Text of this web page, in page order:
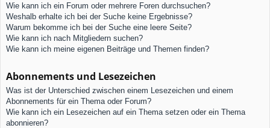
Wie kann ich ein Forum oder mehrere Foren durchsuchen?
Weshalb erhalte ich bei der Suche keine Ergebnisse?
Warum bekomme ich bei der Suche eine leere Seite?
Wie kann ich nach Mitgliedern suchen?
Wie kann ich meine eigenen Beiträge und Themen finden?
Abonnements und Lesezeichen
Was ist der Unterschied zwischen einem Lesezeichen und einem
Abonnements für ein Thema oder Forum?
Wie kann ich ein Lesezeichen auf ein Thema setzen oder ein Thema
abonnieren?